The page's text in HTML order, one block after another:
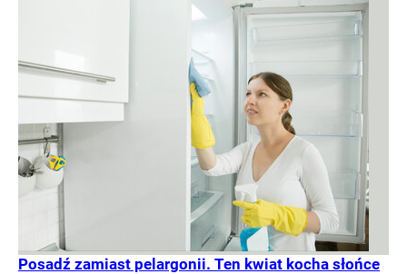
Posadź zamiast pelargonii. Ten kwiat kocha słońce